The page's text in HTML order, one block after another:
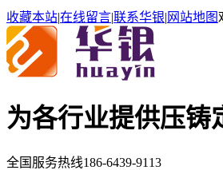
收藏本站|在线留言|联系华银| 网站地图
为各行业提供压铸
全国服务热线186-6439-9113